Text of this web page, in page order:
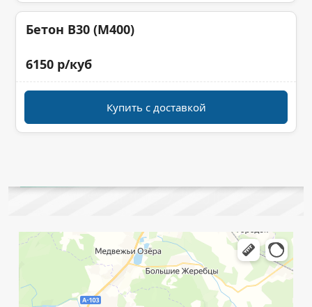
Бетон B30 (M400)
6150 р/куб
Купить с доставкой